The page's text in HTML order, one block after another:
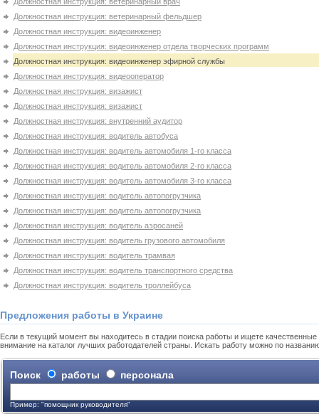
Должностная инструкция: ветеринарный фельдшер
Должностная инструкция: видеоинженер
Должностная инструкция: видеоинженер отдела творческих программ
Должностная инструкция: видеоинженер эфирной службы
Должностная инструкция: видеооператор
Должностная инструкция: визажист
Должностная инструкция: визажист
Должностная инструкция: внутренний аудитор
Должностная инструкция: водитель автобуса
Должностная инструкция: водитель автомобиля 1-го класса
Должностная инструкция: водитель автомобиля 2-го класса
Должностная инструкция: водитель автомобиля 3-го класса
Должностная инструкция: водитель автопогрузчика
Должностная инструкция: водитель автопогрузчика
Должностная инструкция: водитель аэросаней
Должностная инструкция: водитель грузового автомобиля
Должностная инструкция: водитель трамвая
Должностная инструкция: водитель транспортного средства
Должностная инструкция: водитель троллейбуса
Предложения работы в Украине
Если в текущий момент вы находитесь в стадии поиска работы и ищете
внимание на каталог лучших работодателей страны. Искать работу можно по
Поиск работы персонала
Пример: "помощник руководителя"